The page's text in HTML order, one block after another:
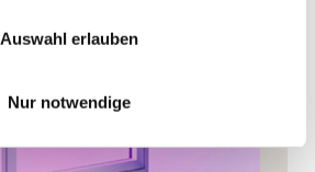
Auswahl erlauben
Nur notwendige